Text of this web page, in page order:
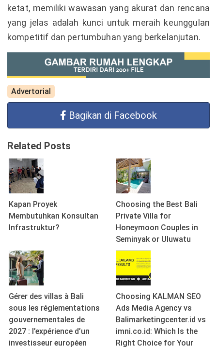
ketat, memiliki wawasan yang akurat dan rencana
yang jelas adalah kunci untuk meraih keunggulan
kompetitif dan pertumbuhan yang berkelanjutan.
Advertorial
Bagikan di Facebook
Related Posts
Kapan Proyek
Membutuhkan Konsultan
Infrastruktur?
Choosing the Best Bali
Private Villa for
Honeymoon Couples in
Seminyak or Uluwatu
Gérer des villas à Bali
sous les réglementations
gouvernementales de
2027 : l’expérience d’un
investisseur européen
Choosing KALMAN SEO
Ads Media Agency vs
Balimarketingcenter.id vs
imni.co.id: Which Is the
Right Choice for Your